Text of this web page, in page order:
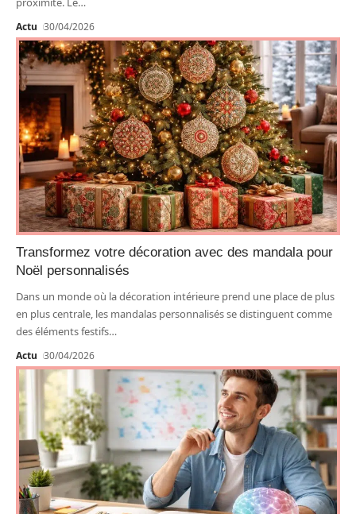
Actu 30/04/2026
Transformez votre décoration avec des mandala pour
Noël personnalisés
Dans un monde où la décoration intérieure prend une place de plus
en plus centrale, les mandalas personnalisés se distinguent comme
des éléments festifs…
Actu 30/04/2026